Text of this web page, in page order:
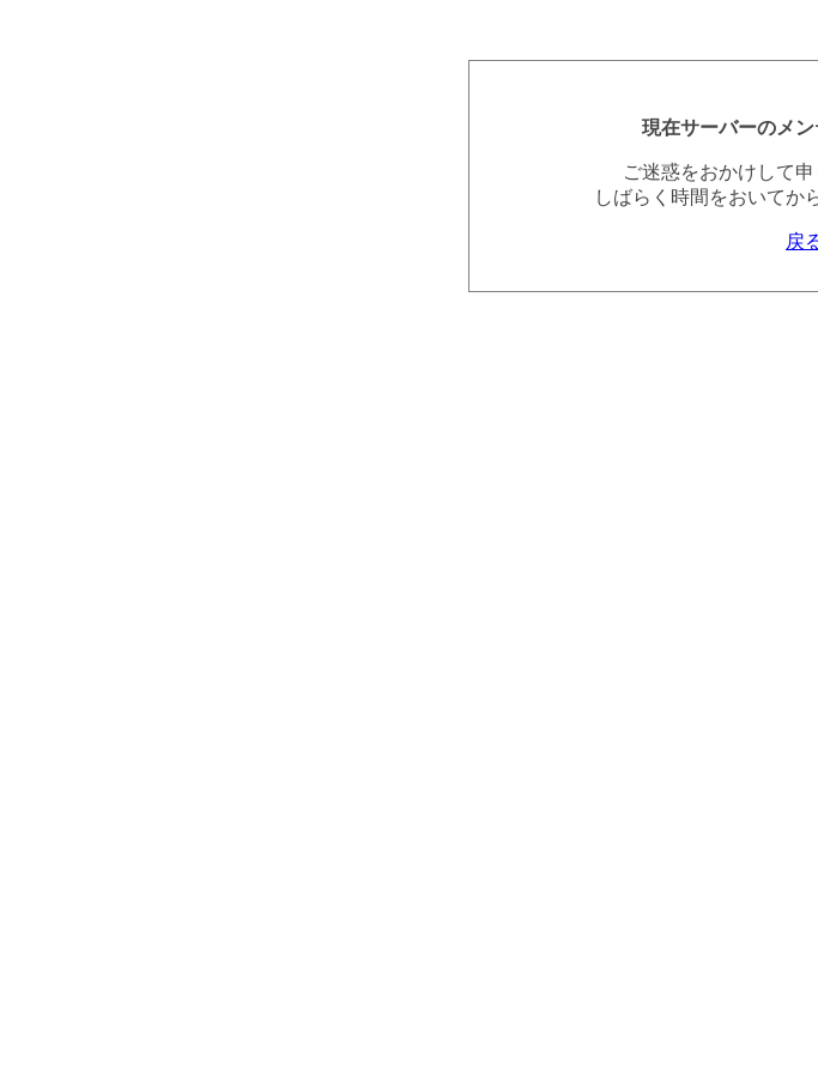
現在サーバーのメン
ご迷惑をおかけして申
しばらく時間をおいてか
戻